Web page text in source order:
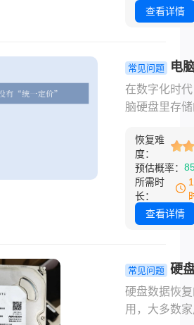
一下，里面
后来我花了
天时间研究
硬盘里的资
回，试了七
法，有的确
用，有的纯
时间。
系统时选错
丢文件的心
太理解了。
章会按从简
杂的顺序，
能用的恢复
清楚。覆盖
格式化、分
失、设备异
见情况。
查看详情
常见问题
电
恢复一般需
费多少钱
道！
在数字化时
脑硬盘里存
片、多年的
件、或是至
的商业数据
硬盘损坏、
或遭遇病毒
恢复就成了“
根救命稻草”
而，当您联
服务商时，
恢复难
度：
预估概率：
所需时
长：
查看详情
常见问题 硬
恢复一般多
钱？真实报
硬盘数据恢
用，大多数